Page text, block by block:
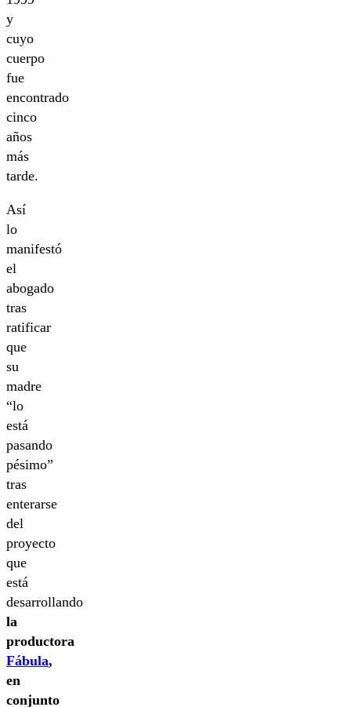
y
cuyo
cuerpo
fue
encontrado
cinco
años
más
tarde.
Así
lo
manifestó
el
abogado
tras
ratificar
que
su
madre
“lo
está
pasando
pésimo”
tras
enterarse
del
proyecto
que
está
desarrollando
la
productora
Fábula,
en
conjunto